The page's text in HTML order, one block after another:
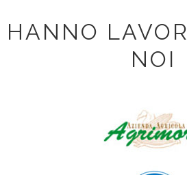
HANNO
NOI